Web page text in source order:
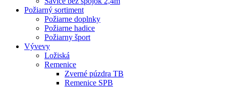
Požiarný sortiment
Požiarne doplnky
Požiarne hadice
Požiarny šport
Vývevy
Ložiská
Remenice
Zverné púzdra TB
Remenice SPB